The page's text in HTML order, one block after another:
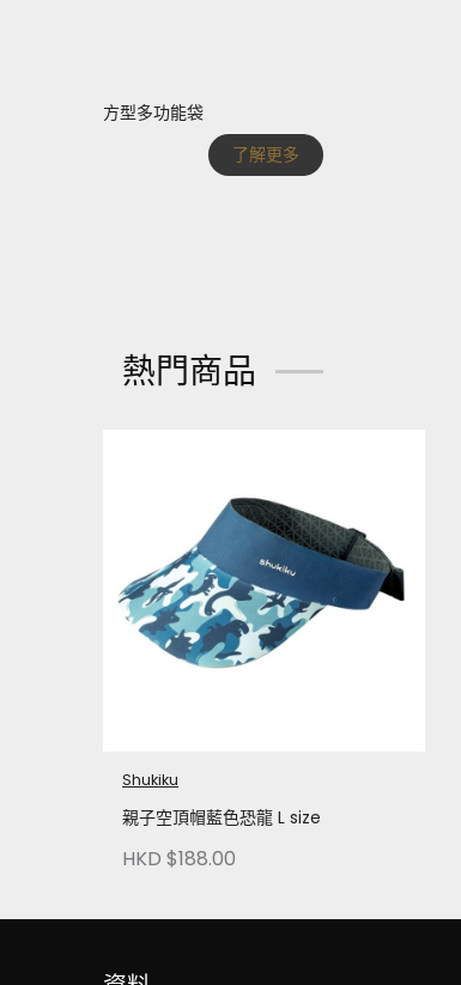
方型多功能袋
了解更多
熱門商品
Shukiku
親子空頂帽藍色恐龍 L size
HKD $188.00